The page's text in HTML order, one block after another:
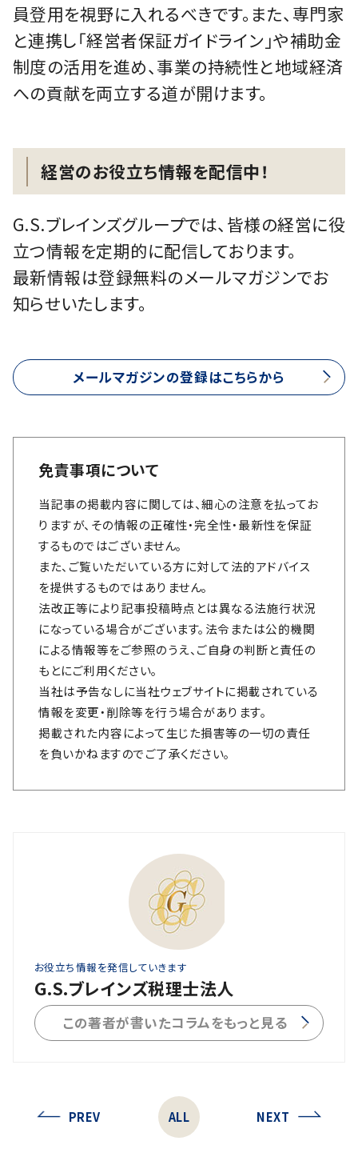
員登用を視野に入れるべきです。また、専門家
と連携し「経営者保証ガイドライン」や補助金
制度の活用を進め、事業の持続性と地域経済
への貢献を両立する道が開けます。
経営のお役立ち情報を配信中！
G.S.ブレインズグループでは、皆様の経営に役
立つ情報を定期的に配信しております。
最新情報は登録無料のメールマガジンでお
知らせいたします。
メールマガジンの登録はこちらから
免責事項について
当記事の掲載内容に関しては、細心の注意を払ってお
りますが、その情報の正確性・完全性・最新性を保証
するものではございません。
また、ご覧いただいている方に対して法的アドバイス
を提供するものではありません。
法改正等により記事投稿時点とは異なる法施行状況
になっている場合がございます。法令または公的機関
による情報等をご参照のうえ、ご自身の判断と責任の
もとにご利用ください。
当社は予告なしに当社ウェブサイトに掲載されている
情報を変更・削除等を行う場合があります。
掲載された内容によって生じた損害等の一切の責任
を負いかねますのでご了承ください。
お役立ち情報を発信していきます
G.S.ブレインズ税理士法人
この著者が書いたコラムをもっと見る
PREV ALL NEXT